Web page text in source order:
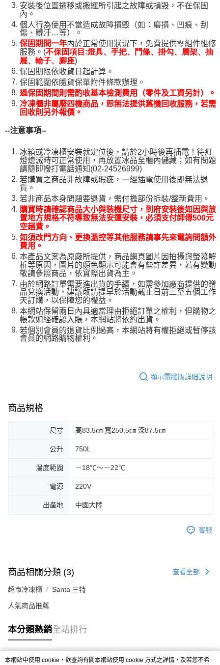
安裝後位置遷移或搬運所引起之故障或損毀，不在保固
內。
個人行為使用不當造成故障損毀（如：磨損、凹痕、刮
傷、髒汙…等）。
保固期間一年內於正常使用狀況下，免費提供零組件維修
服務。(不保固項目:燈具、手把、門條、掛勾、層架、抽
屜、輪子、腳座)
保固期限依收貨日起計算。
保固範圍依隨貨保單附件條款辦理。
過保固期間則需酌收基本檢測費用（零件及工資另計）。
冷凍櫃非屬廢四機商品，恕無法提供舊機回收服務，若需
回收則另外報價。
--注意事項--
冰箱或冷凍櫃安裝就定位後，請於2小時後再插電！待紅
燈熄滅時可正常使用，再放置冰品至櫃內儲藏；如有問題
請隨即撥打電話通知(02-24526999)
若購買之商品非故障或瑕疵，一經插電使用後即無法退
貨。
若非商品本身問題要退貨，需付擔部份拆裝/整新費用。
購買時請確認商品大小與裝機尺寸，到府安裝後如因與放
置地方規格不符導致無法安運安裝，必須支付師傅500元
空趟費。
如須改門方向、更換溫控等其他服務請事先來電詢問額外
費用。
本產品文案為原廠所提供，商品網頁圖片因拍攝與螢幕解
析等原因，圖片的顏色顯示可能會有些許差異，若有變動
敬請參照商品，依實際出貨為主。
由於網路訂單需要進出貨的手續，如需參加廠商提供的贈
品兌換活動，建議敬請提早於活動截止日前三至五個工作
天訂購，以保障您的權益。
本網站保留兩日內具適當理由拒絕訂單之權利，但購物之
帳款如經確認入賬，本網站將依約出貨。
若個別會員的退貨比例過高，本網站將有權拒絕或暫停該
會員的網路購物權利。
顯示電腦版詳細說明
商品規格
尺寸 高83.5㎝ 寬250.5㎝ 深87.5㎝
公升 750L
溫度範圍 －18℃～－22℃
電源 220V
出產地 中國大陸
客服
商品相關分類 (3) 查看全部
超市冷凍櫃 Santa 三特
人氣商品推薦
本分類熱銷全站排行
本網站中使用 cookie，欲查詢有關本網站使用 cookie 方式之詳情，及若您不希